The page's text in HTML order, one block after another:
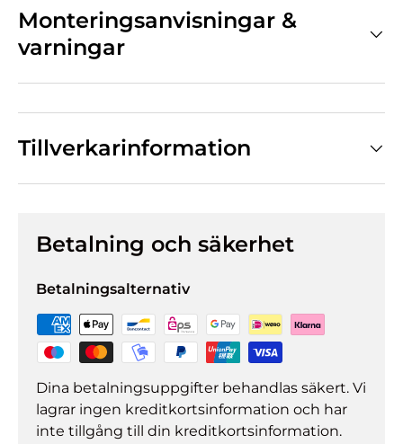
Monteringsanvisningar &
varningar
Tillverkarinformation
Betalning och säkerhet
Betalningsalternativ
Dina betalningsuppgifter behandlas säkert. Vi
lagrar ingen kreditkortsinformation och har
inte tillgång till din kreditkortsinformation.